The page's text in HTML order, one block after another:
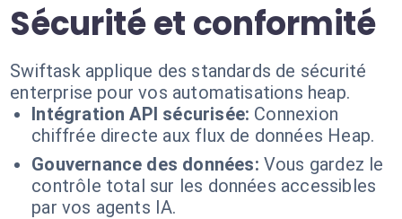
Sécurité et conformité
Swiftask applique des standards de sécurité
enterprise pour vos automatisations heap.
Intégration API sécurisée: Connexion
chiffrée directe aux flux de données Heap.
Gouvernance des données: Vous gardez le
contrôle total sur les données accessibles
par vos agents IA.